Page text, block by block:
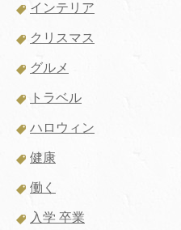
インテリア
クリスマス
グルメ
トラベル
ハロウィン
健康
働く
入学 卒業